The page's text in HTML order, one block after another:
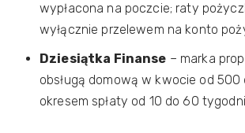
wypłacona na poczcie; raty
wyłącznie przelewem na konto
Dziesiątka Finanse – marka
obsługą domową w kwocie od 500
okresem spłaty od 10 do 60